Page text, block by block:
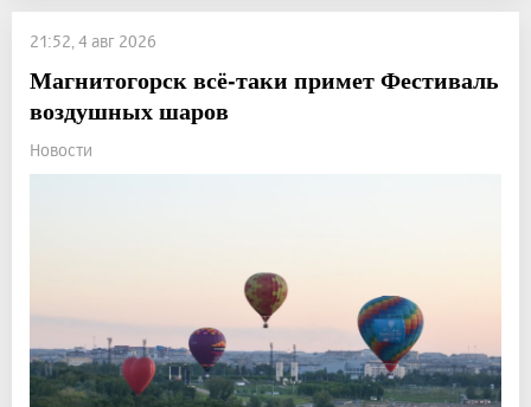
21:52, 4 авг 2026
Магнитогорск всё-таки примет Фестиваль
воздушных шаров
Новости